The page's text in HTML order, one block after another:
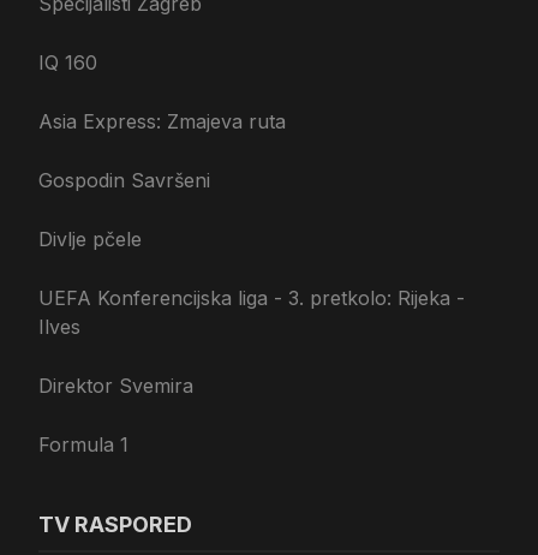
IQ 160
Asia Express: Zmajeva ruta
Gospodin Savršeni
Divlje pčele
UEFA Konferencijska liga - 3. pretkolo: Rijeka -
Ilves
Direktor Svemira
Formula 1
TV RASPORED